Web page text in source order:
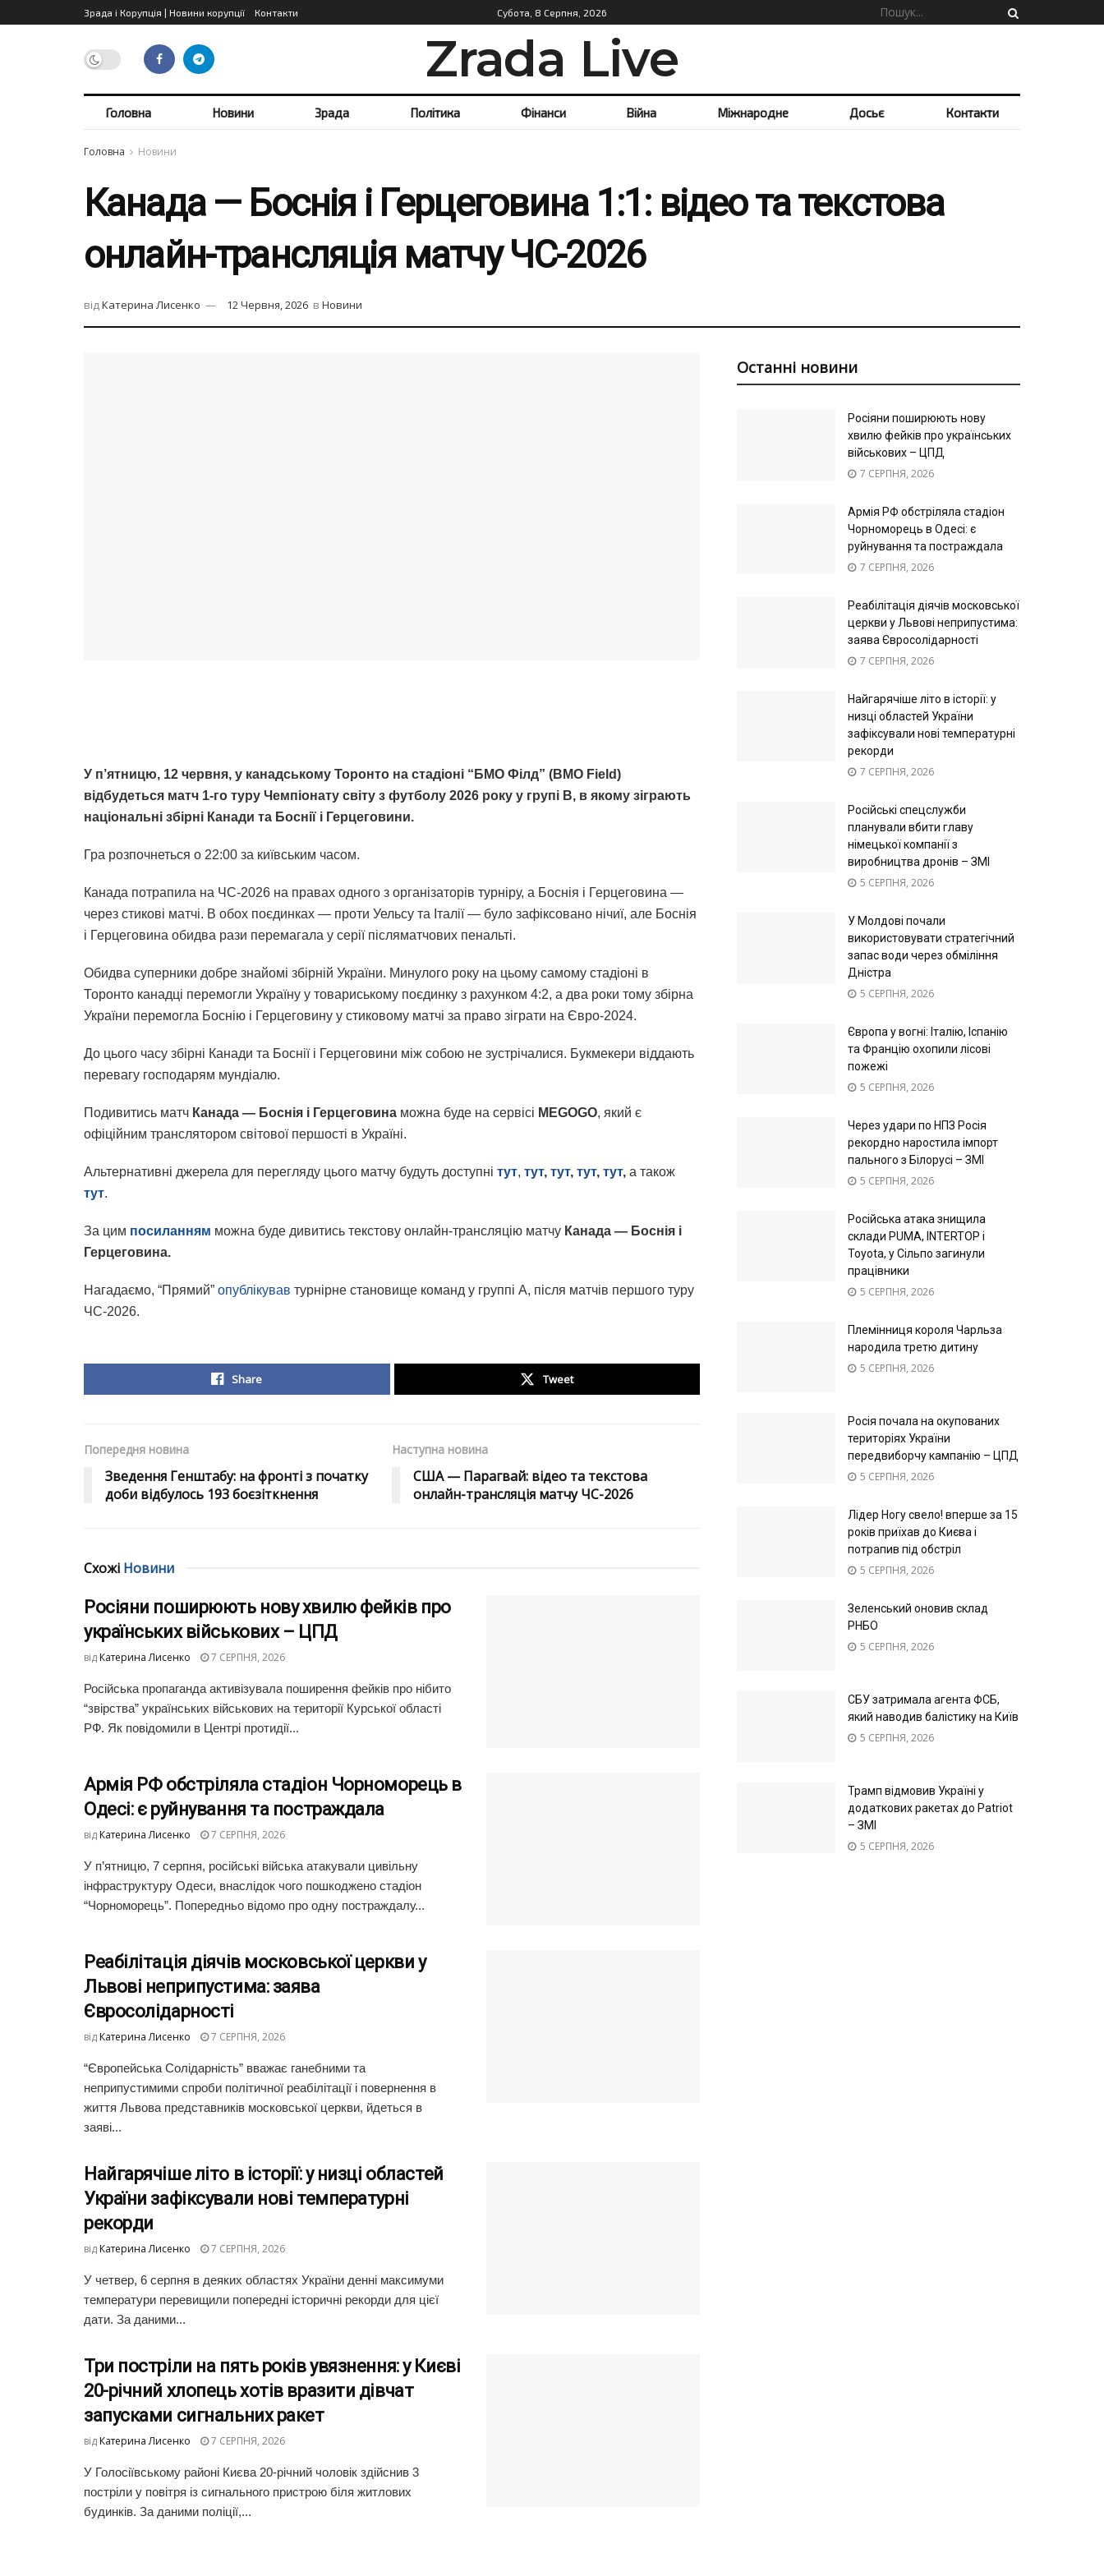
Зрада і Корупція | Новини корупції Контакти Субота, 8 Серпня, 2026
Zrada Live
Головна Новини Зрада Політика Фінанси Війна Міжнародне Досьє Контакти
Головна Новини
Канада — Боснія і Герцеговина 1:1: відео та текстова
онлайн-трансляція матчу ЧС-2026
відКатерина Лисенко 12 Червня, 2026 в Новини
У п’ятницю, 12 червня, у канадському Торонто на стадіоні “БМО Філд” (BMO Field)
відбудеться матч 1-го туру Чемпіонату світу з футболу 2026 року у групі В, в якому зіграють
національні збірні Канади та Боснії і Герцеговини.
Гра розпочнеться о 22:00 за київським часом.
Канада потрапила на ЧС-2026 на правах одного з організаторів турніру, а Боснія і Герцеговина —
через стикові матчі. В обох поєдинках — проти Уельсу та Італії — було зафіксовано нічиї, але Боснія
і Герцеговина обидва рази перемагала у серії післяматчових пенальті.
Обидва суперники добре знайомі збірній України. Минулого року на цьому самому стадіоні в
Торонто канадці перемогли Україну у товариському поєдинку з рахунком 4:2, а два роки тому збірна
України перемогла Боснію і Герцеговину у стиковому матчі за право зіграти на Євро-2024.
До цього часу збірні Канади та Боснії і Герцеговини між собою не зустрічалися. Букмекери віддають
перевагу господарям мундіалю.
Подивитись матч Канада — Боснія і Герцеговина можна буде на сервісі MEGOGO, який є
офіційним транслятором світової першості в Україні.
Альтернативні джерела для перегляду цього матчу будуть доступні тут, тут, тут, тут, тут, а також
тут.
За цим посиланням можна буде дивитись текстову онлайн-трансляцію матчу Канада — Боснія і
Герцеговина.
Нагадаємо, “Прямий” опублікував турнірне становище команд у группі A, після матчів першого туру
ЧС-2026.
Share Tweet
Попередня новина
Зведення Генштабу: на фронті з початку
доби відбулось 193 боєзіткнення
Наступна новина
США — Парагвай: відео та текстова
онлайн-трансляція матчу ЧС-2026
Схожі Новини
Росіяни поширюють нову хвилю фейків про
українських військових – ЦПД
від Катерина Лисенко 7 СЕРПНЯ, 2026
Російська пропаганда активізувала поширення фейків про нібито
“звірства” українських військових на території Курської області
РФ. Як повідомили в Центрі протидії...
Армія РФ обстріляла стадіон Чорноморець в
Одесі: є руйнування та постраждала
від Катерина Лисенко 7 СЕРПНЯ, 2026
У п’ятницю, 7 серпня, російські війська атакували цивільну
інфраструктуру Одеси, внаслідок чого пошкоджено стадіон
“Чорноморець”. Попередньо відомо про одну постраждалу...
Реабілітація діячів московської церкви у
Львові неприпустима: заява
Євросолідарності
від Катерина Лисенко 7 СЕРПНЯ, 2026
“Європейська Солідарність” вважає ганебними та
неприпустимими спроби політичної реабілітації і повернення в
життя Львова представників московської церкви, йдеться в
заяві...
Найгарячіше літо в історії: у низці областей
України зафіксували нові температурні
рекорди
від Катерина Лисенко 7 СЕРПНЯ, 2026
У четвер, 6 серпня в деяких областях України денні максимуми
температури перевищили попередні історичні рекорди для цієї
дати. За даними...
Три постріли на пять років увязнення: у Києві
20-річний хлопець хотів вразити дівчат
запусками сигнальних ракет
від Катерина Лисенко 7 СЕРПНЯ, 2026
У Голосіївському районі Києва 20-річний чоловік здійснив 3
постріли у повітря із сигнального пристрою біля житлових
будинків. За даними поліції,...
Останні новини
Росіяни поширюють нову
хвилю фейків про українських
військових – ЦПД
7 СЕРПНЯ, 2026
Армія РФ обстріляла стадіон
Чорноморець в Одесі: є
руйнування та постраждала
7 СЕРПНЯ, 2026
Реабілітація діячів московської
церкви у Львові неприпустима:
заява Євросолідарності
7 СЕРПНЯ, 2026
Найгарячіше літо в історії: у
низці областей України
зафіксували нові температурні
рекорди
7 СЕРПНЯ, 2026
Російські спецслужби
планували вбити главу
німецької компанії з
виробництва дронів – ЗМІ
5 СЕРПНЯ, 2026
У Молдові почали
використовувати стратегічний
запас води через обміління
Дністра
5 СЕРПНЯ, 2026
Європа у вогні: Італію, Іспанію
та Францію охопили лісові
пожежі
5 СЕРПНЯ, 2026
Через удари по НПЗ Росія
рекордно наростила імпорт
пального з Білорусі – ЗМІ
5 СЕРПНЯ, 2026
Російська атака знищила
склади PUMA, INTERTOP і
Toyota, у Сільпо загинули
працівники
5 СЕРПНЯ, 2026
Племінниця короля Чарльза
народила третю дитину
5 СЕРПНЯ, 2026
Росія почала на окупованих
територіях України
передвиборчу кампанію – ЦПД
5 СЕРПНЯ, 2026
Лідер Ногу свело! вперше за 15
років приїхав до Києва і
потрапив під обстріл
5 СЕРПНЯ, 2026
Зеленський оновив склад
РНБО
5 СЕРПНЯ, 2026
СБУ затримала агента ФСБ,
який наводив балістику на Київ
5 СЕРПНЯ, 2026
Трамп відмовив Україні у
додаткових ракетах до Patriot
– ЗМІ
5 СЕРПНЯ, 2026